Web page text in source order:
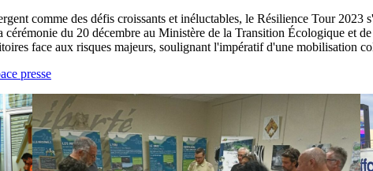
comme des défis croissants et inéluctables, le Résilience Tour 2023
du 20 décembre au Ministère de la Transition Écologique et
face aux risques majeurs, soulignant l'impératif d'une mobilisation
presse